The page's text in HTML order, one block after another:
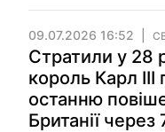
09.07.2026 16:52
Стратили у 28
король Карл III
останню
Британії через